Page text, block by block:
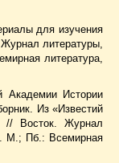
для изучения
литературы,
литература,
Академии Истории
Из «Известий
// Восток. Журнал
М.; Пб.: Всемирная